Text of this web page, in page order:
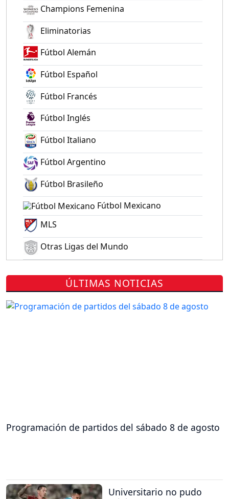
Champions Femenina
Eliminatorias
Fútbol Alemán
Fútbol Español
Fútbol Francés
Fútbol Inglés
Fútbol Italiano
Fútbol Argentino
Fútbol Brasileño
Fútbol Mexicano
MLS
Otras Ligas del Mundo
ÚLTIMAS NOTICIAS
Programación de partidos del sábado 8 de agosto
Universitario no pudo